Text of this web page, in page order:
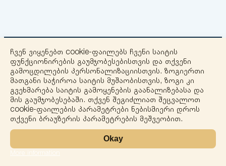
+
−
ჩვენ ვიყენებთ cookie-ფაილებს ჩვენი საიტის
ფუნქციონირების გაუმჯობესებისთვის და თქვენი
გამოცდილების პერსონალიზაციისთვის. ზოგიერთი
მათგანი საჭიროა საიტის მუშაობისთვის, ზოგი კი
გვეხმარება საიტის გამოყენების გაანალიზებასა და
მის გაუმჯობესებაში. თქვენ შეგიძლიათ შეცვალოთ
cookie-ფაილების პარამეტრები ნებისმიერი დროს
თქვენი ბრაუზერის პარამეტრების მეშვეობით.
Okay
More information